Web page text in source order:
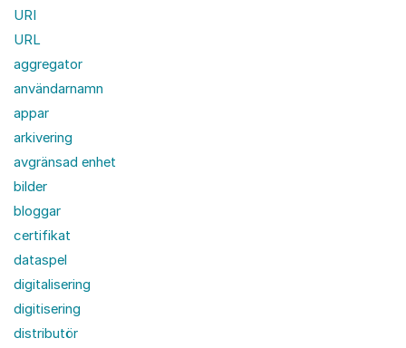
URI
URL
aggregator
användarnamn
appar
arkivering
avgränsad enhet
bilder
bloggar
certifikat
dataspel
digitalisering
digitisering
distributör